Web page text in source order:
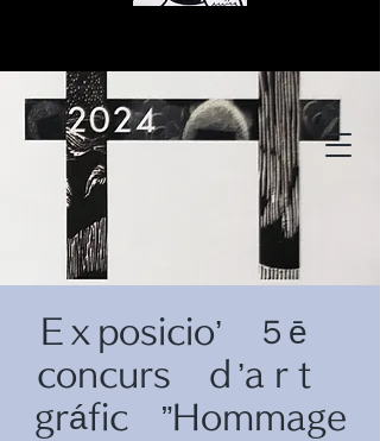
© Copyright
© Copyright
Eｘposicio’ ５ē
concurs ｄ’aｒt
gráfic ”Hommage